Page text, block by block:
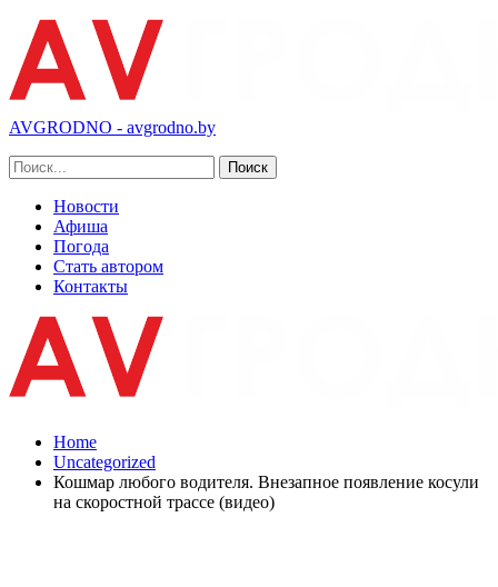
AVGRODNO - avgrodno.by
Новости
Афиша
Погода
Стать автором
Контакты
Home
Uncategorized
Кошмар любого водителя. Внезапное появление косули
на скоростной трассе (видео)